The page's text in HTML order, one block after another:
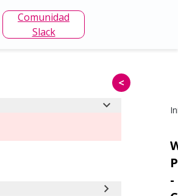
Comunidad
Slack
<
-